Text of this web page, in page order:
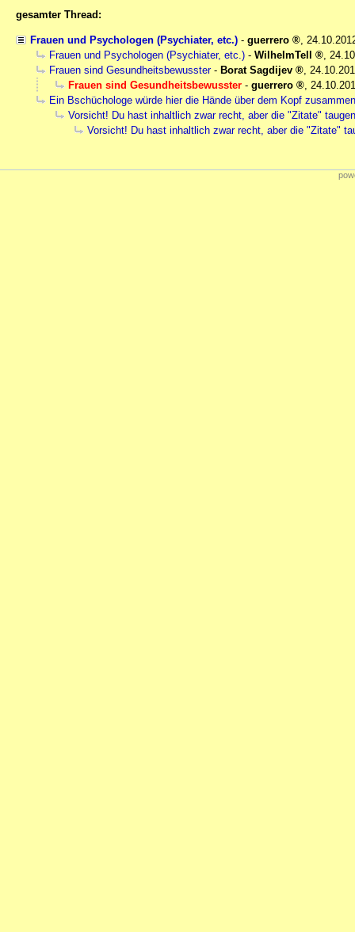
gesamter Thread:
Frauen und Psychologen (Psychiater, etc.) - guerrero ,
Frauen und Psychologen (Psychiater, etc.) - WilhelmTell ,
Frauen sind Gesundheitsbewusster- Borat Sagdijev ,
Frauen sind Gesundheitsbewusster - guerrero ,
Ein Bschüchologe würde hier die Hände über dem Kopf
Vorsicht! Du hast inhaltlich zwar recht, aber die "Zitate"
Vorsicht! Du hast inhaltlich zwar recht, aber die "Zitate"